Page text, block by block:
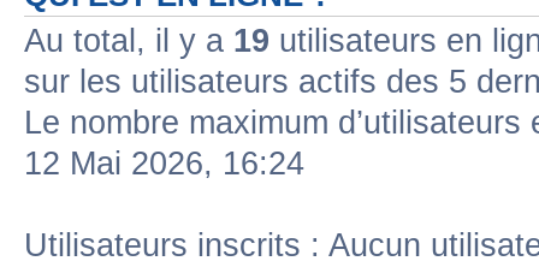
Au total, il y a 19 utilisateurs en
sur les utilisateurs actifs des 5
Le nombre maximum
12 Mai 2026, 16:24
Utilisateurs inscrits : Aucun